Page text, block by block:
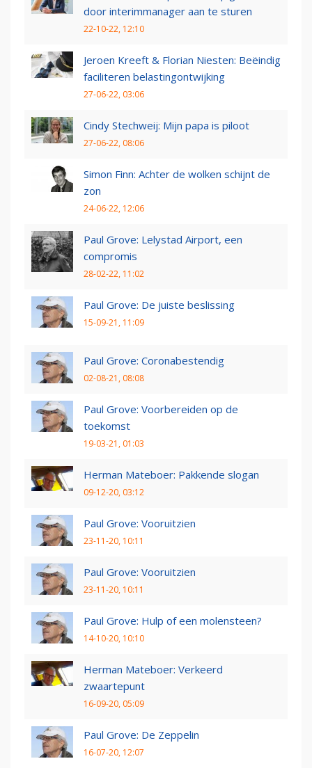
door interimmanager aan te sturen
22-10-22, 12:10
Jeroen Kreeft & Florian Niesten: Beëindig
faciliteren belastingontwijking
27-06-22, 03:06
Cindy Stechweij: Mijn papa is piloot
27-06-22, 08:06
Simon Finn: Achter de wolken schijnt de
zon
24-06-22, 12:06
Paul Grove: Lelystad Airport, een
compromis
28-02-22, 11:02
Paul Grove: De juiste beslissing
15-09-21, 11:09
Paul Grove: Coronabestendig
02-08-21, 08:08
Paul Grove: Voorbereiden op de
toekomst
19-03-21, 01:03
Herman Mateboer: Pakkende slogan
09-12-20, 03:12
Paul Grove: Vooruitzien
23-11-20, 10:11
Paul Grove: Vooruitzien
23-11-20, 10:11
Paul Grove: Hulp of een molensteen?
14-10-20, 10:10
Herman Mateboer: Verkeerd
zwaartepunt
16-09-20, 05:09
Paul Grove: De Zeppelin
16-07-20, 12:07